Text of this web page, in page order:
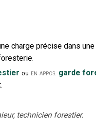
charge précise dans
ou en appos. garde
technicien forestier.